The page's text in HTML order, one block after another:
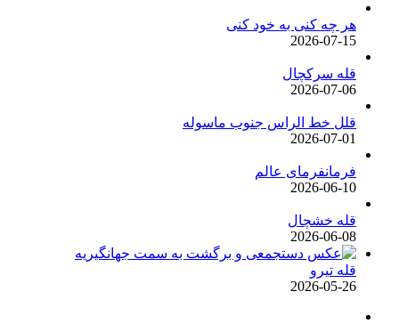
هر چه کنی به خود کنی
2026-07-15
قله سرکچال
2026-07-06
قلل خط الراس جنوب ماسوله
2026-07-01
فرمانفرمای عالم
2026-06-10
قله خشچال
2026-06-08
قله تیرو
2026-05-26